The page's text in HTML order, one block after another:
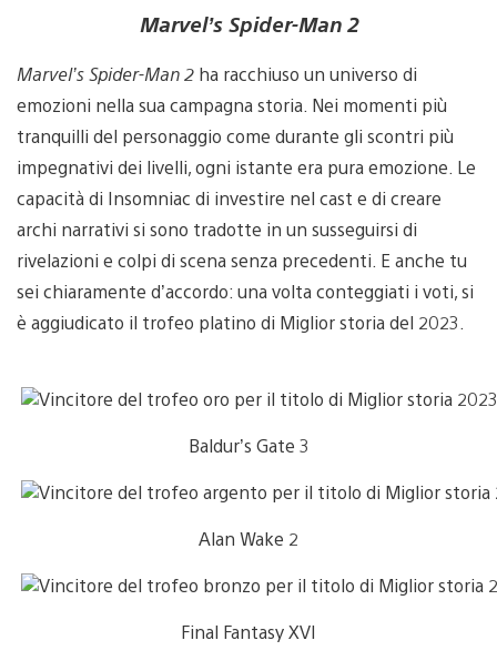
Marvel’s Spider-Man 2
Marvel’s Spider-Man 2 ha racchiuso un universo di
emozioni nella sua campagna storia. Nei momenti più
tranquilli del personaggio come durante gli scontri più
impegnativi dei livelli, ogni istante era pura emozione. Le
capacità di Insomniac di investire nel cast e di creare
archi narrativi si sono tradotte in un susseguirsi di
rivelazioni e colpi di scena senza precedenti. E anche tu
sei chiaramente d’accordo: una volta conteggiati i voti, si
è aggiudicato il trofeo platino di Miglior storia del 2023.
Baldur’s Gate 3
Alan Wake 2
Final Fantasy XVI